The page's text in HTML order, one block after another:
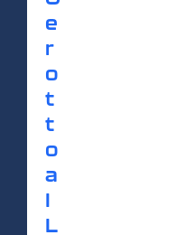
e
r
o
t
t
o
a
I
L